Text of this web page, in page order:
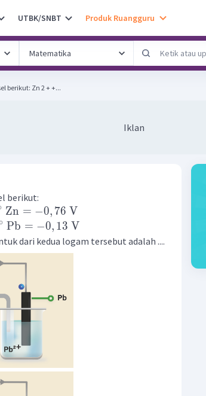
UTBK/SNBT Produk Ruangguru
Diketahui reaksi setengah sel berikut: Zn 2 + +...
Iklan
berikut:
Zn = −0, 76 V
Pb = −0, 13 V
dari kedua logam tersebut adalah ....